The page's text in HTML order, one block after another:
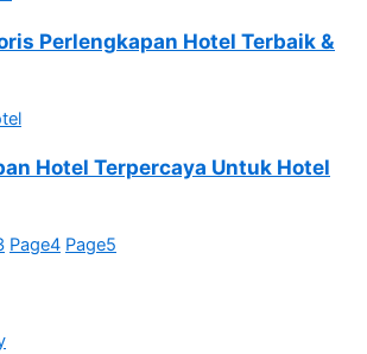
Perlengkapan Hotel Terbaik &
Hotel Terpercaya Untuk Hotel
Page4 Page5